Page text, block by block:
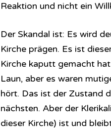
Reaktion und nicht ein
Der Skandal ist: Es wird
Kirche prägen. Es ist
Kirche kaputt gemacht
Laun, aber es waren
hört. Das ist der Zustand
nächsten. Aber der
dieser Kirche) ist und